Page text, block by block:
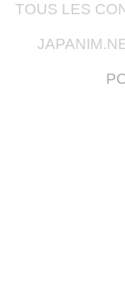
TOUS LES